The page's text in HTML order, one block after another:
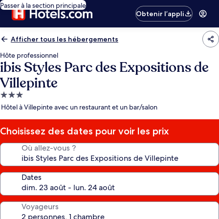
Passer à la section principale
Obtenir l’appli
Afficher tous les hébergements
Hôte professionnel
ibis Styles Parc des Expositions de
Villepinte
Hébergement
3.0 étoiles
Hôtel à Villepinte avec un restaurant et un bar/salon
Choisissez des dates pour voir les prix
Où allez-vous ?
Dates
Voyageurs